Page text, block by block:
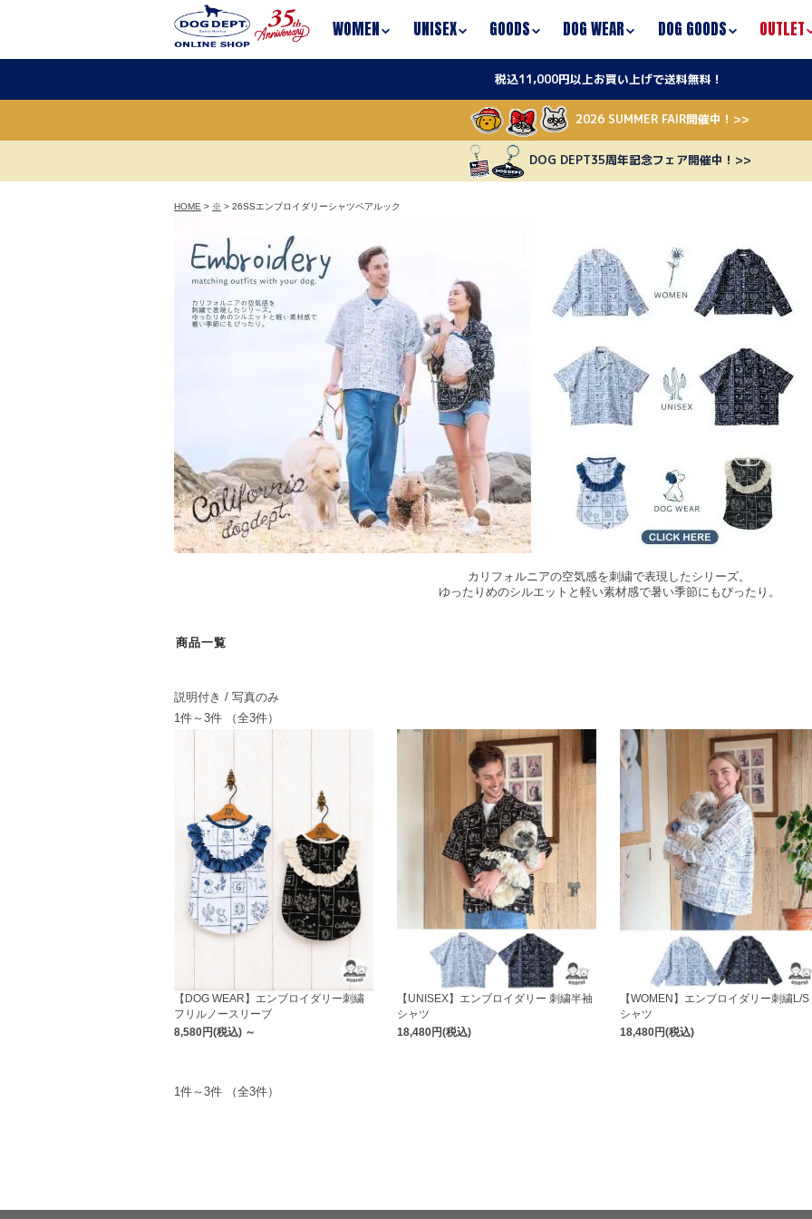
WOMEN UNISEX GOODS DOG WEAR DOG GOODS OUTLET
税込11,000円以上お買い上げで送料無料！
2026 SUMMER FAIR開催中！>>
DOG DEPT35周年記念フェア開催中！>>
HOME > ※ > 26SSエンブロイダリーシャツペアルック
カリフォルニアの空気感を刺繍で表現したシリーズ。
ゆったりめのシルエットと軽い素材感で暑い季節にもぴったり。
商品一覧
説明付き / 写真のみ
1件～3件 （全3件）
【DOG WEAR】エンブロイダリー刺繍
フリルノースリーブ
8,580円(税込) ～
【UNISEX】エンブロイダリー 刺繍半袖
シャツ
18,480円(税込)
【WOMEN】エンブロイダリー刺繍L/S
シャツ
18,480円(税込)
1件～3件 （全3件）